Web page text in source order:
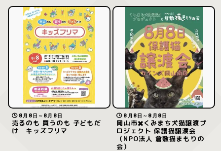
8月8日～8月8日
売るのも 買うのも 子どもだ
け キッズフリマ
8月8日～8月8日
岡山市✖️くみまち犬猫譲渡プ
ロジェクト 保護猫譲渡会
（NPO法人 倉敷猫まもりの
会）